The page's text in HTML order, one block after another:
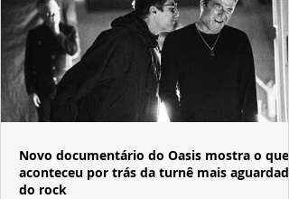
Novo documentário do Oasis mostra o que
aconteceu por trás da turnê mais aguardada
do rock